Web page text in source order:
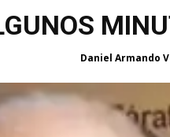
Daniel Armando